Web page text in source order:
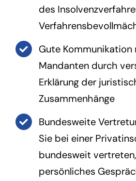
des
Gute
Mandanten durch
Erklärung der
Zusammenhänge
Bundesweite
Sie bei einer
bundesweit
persönliches